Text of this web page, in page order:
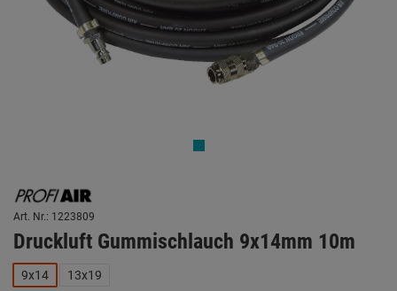
Art. Nr.: 1223809
Druckluft Gummischlauch 9x14mm 10m
9x14 13x19